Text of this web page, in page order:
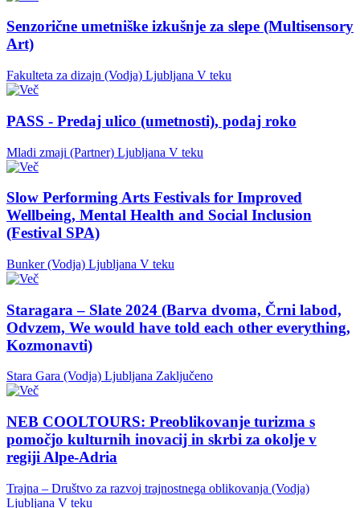
Senzorične umetniške izkušnje za slepe (Multisensory
Art)
Fakulteta za dizajn (Vodja) Ljubljana V teku
PASS - Predaj ulico (umetnosti), podaj roko
Mladi zmaji (Partner) Ljubljana V teku
Slow Performing Arts Festivals for Improved
Wellbeing, Mental Health and Social Inclusion
(Festival SPA)
Bunker (Vodja) Ljubljana V teku
Staragara – Slate 2024 (Barva dvoma, Črni labod,
Odvzem, We would have told each other everything,
Kozmonavti)
Stara Gara (Vodja) Ljubljana Zaključeno
NEB COOLTOURS: Preoblikovanje turizma s
pomočjo kulturnih inovacij in skrbi za okolje v
regiji Alpe-Adria
Trajna – Društvo za razvoj trajnostnega oblikovanja (Vodja)
Ljubljana V teku